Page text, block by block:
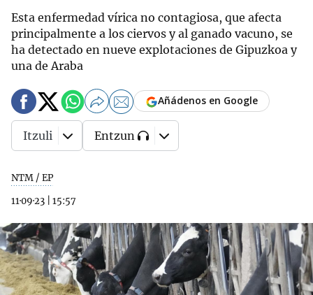
Esta enfermedad vírica no contagiosa, que afecta
principalmente a los ciervos y al ganado vacuno, se
ha detectado en nueve explotaciones de Gipuzkoa y
una de Araba
NTM / EP
11·09·23
15:57
Añádenos en Google
Itzuli Entzun